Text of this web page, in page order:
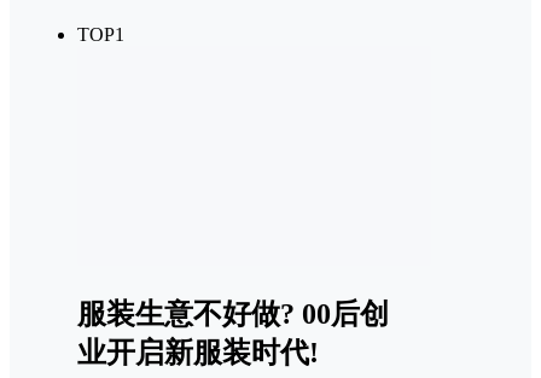
TOP1
服装生意不好做? 00后创
业开启新服装时代!